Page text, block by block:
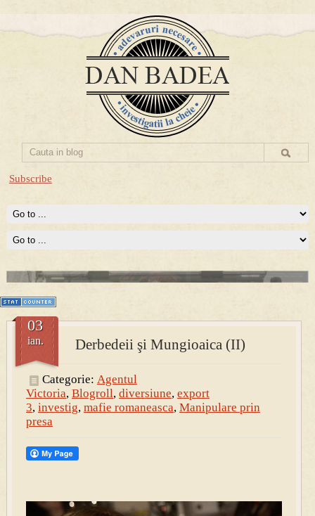
Subscribe
PRESA
Permise pentru vânătoarea de porci în costume, cu gulere albe
Prima mea carte publicata (Nemira)
Averea Presedintelui: prima lucrare despre controversatele
conturi secrete ale Securitatii.
Derbedeii şi Mungioaica (II)
03
ian.
Categorie: Agentul
Victoria, Blogroll, diversiune, export
3, investig, mafie romaneasca, Manipulare prin
presa